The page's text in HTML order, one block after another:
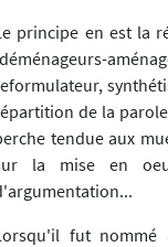
principe en est la
de la
tendue aux
la mise en
fut nommé